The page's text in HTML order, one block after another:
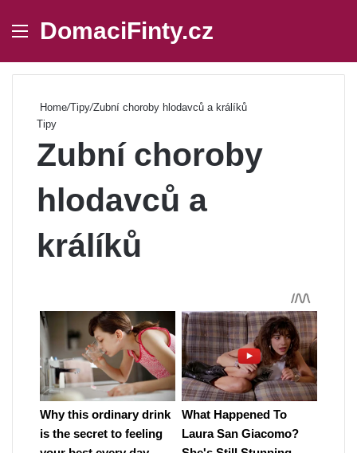
Menu
DomaciFinty.cz
Home/Tipy/Zubní choroby hlodavců a králíků
Tipy
Zubní choroby
hlodavců a
králíků